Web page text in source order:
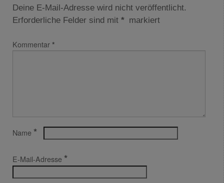
Deine E-Mail-Adresse wird nicht veröffentlicht.
Erforderliche Felder sind mit * markiert
Kommentar *
Name *
E-Mail-Adresse *